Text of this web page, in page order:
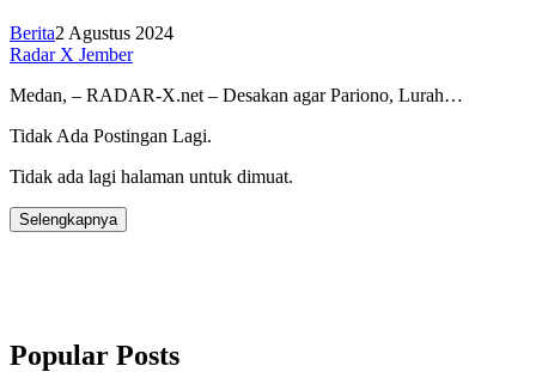
Berita2 Agustus 2024
Radar X Jember
Medan, – RADAR-X.net – Desakan agar Pariono, Lurah…
Tidak Ada Postingan Lagi.
Tidak ada lagi halaman untuk dimuat.
Selengkapnya
Popular Posts